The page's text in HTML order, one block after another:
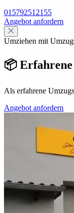
015792512155
Angebot anfordern
Umziehen mit
📦 Erfahrene
Als erfahrene
Angebot anfordern